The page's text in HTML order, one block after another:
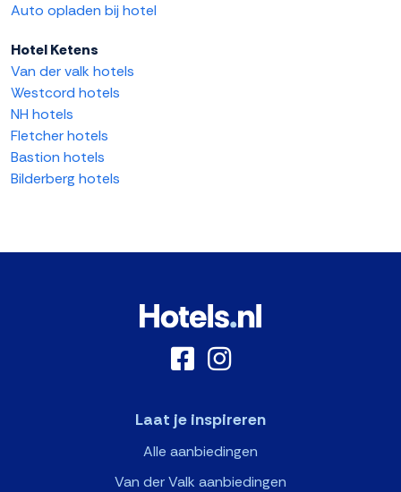
Auto opladen bij hotel
Hotel Ketens
Van der valk hotels
Westcord hotels
NH hotels
Fletcher hotels
Bastion hotels
Bilderberg hotels
Laat je inspireren
Alle aanbiedingen
Van der Valk aanbiedingen